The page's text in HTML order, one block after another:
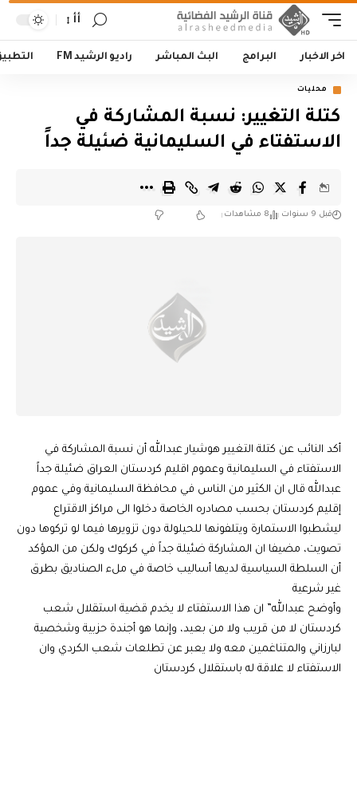
أأ
اخر الاخبار البرامج البث المباشر راديو الرشيد FM
محليات
كتلة التغيير: نسبة المشاركة في
الاستفتاء في السليمانية ضئيلة جداً
قبل 9 سنوات 8 مشاهدات
أكد النائب عن كتلة التغيير هوشيار عبدالله أن نسبة المشاركة في
الاستفتاء في السليمانية وعموم اقليم كردستان العراق ضئيلة جداً
عبدالله قال ان الكثير من الناس في محافظة السليمانية وفي عموم
إقليم كردستان بحسب مصادره الخاصة دخلوا الى مراكز الاقتراع
ليشطبوا الاستمارة ويتلفونها للحيلولة دون تزويرها فيما لو تركوها دون
تصويت، مضيفا ان المشاركة ضئيلة جداً في كركوك ولكن من المؤكد
أن السلطة السياسية لديها أساليب خاصة في ملء الصناديق بطرق
غير شرعية
وأوضح عبدالله” ان هذا الاستفتاء لا يخدم قضية استقلال شعب
كردستان لا من قريب ولا من بعيد، وإنما هو أجندة حزبية وشخصية
لبارزاني والمتناغمين معه ولا يعبر عن تطلعات شعب الكردي وان
الاستفتاء لا علاقة له باستقلال كردستان